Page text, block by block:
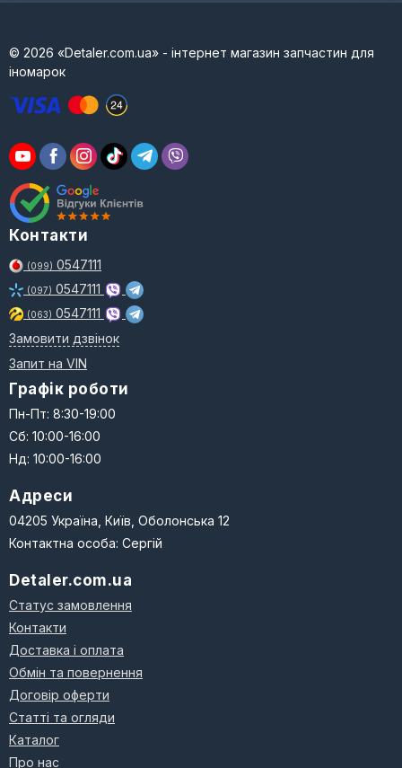
© 2026 «Detaler.com.ua» - інтернет магазин запчастин для
іномарок
Контакти
(099) 0547111
(097) 0547111
(063) 0547111
Замовити дзвінок
Запит на VIN
Графік роботи
Пн-Пт: 8:30-19:00
Сб: 10:00-16:00
Нд: 10:00-16:00
Адреси
04205 Україна, Київ, Оболонська 12
Контактна особа: Сергій
Detaler.com.ua
Статус замовлення
Контакти
Доставка і оплата
Обмін та повернення
Договір оферти
Статті та огляди
Каталог
Про нас